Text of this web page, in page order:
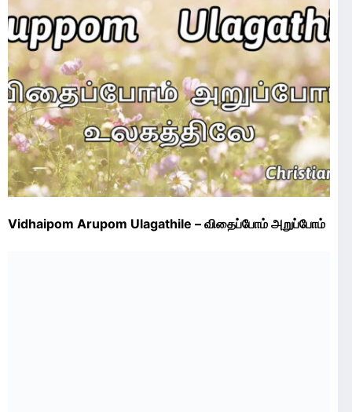
Vidhaipom Arupom Ulagathile – விதைப்போம் அறுப்போம்